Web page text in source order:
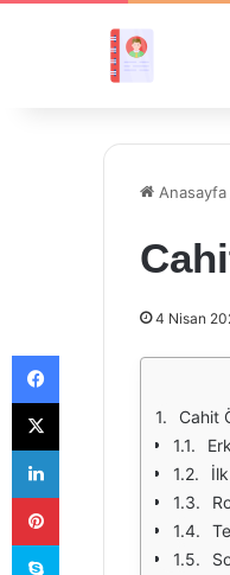
Anasayfa
4 Nisan
Cahit
Facebook
X
LinkedIn
Pinterest
Skype